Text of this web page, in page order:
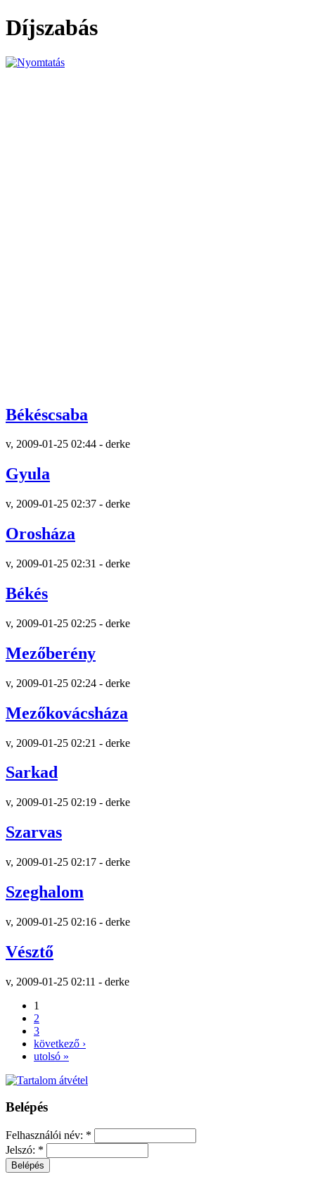
Díjszabás
Békéscsaba
v, 2009-01-25 02:44 - derke
Gyula
v, 2009-01-25 02:37 - derke
Orosháza
v, 2009-01-25 02:31 - derke
Békés
v, 2009-01-25 02:25 - derke
Mezőberény
v, 2009-01-25 02:24 - derke
Mezőkovácsháza
v, 2009-01-25 02:21 - derke
Sarkad
v, 2009-01-25 02:19 - derke
Szarvas
v, 2009-01-25 02:17 - derke
Szeghalom
v, 2009-01-25 02:16 - derke
Vésztő
v, 2009-01-25 02:11 - derke
1
2
3
következő ›
utolsó »
Belépés
Felhasználói név: *
Jelszó: *